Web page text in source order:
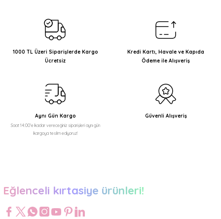
Ürün resmi kalitesiz, bozuk veya görüntülenemiyor.
Ürün açıklamasında eksik bilgiler bulunuyor.
Ürün bilgilerinde hatalar bulunuyor.
Bu ürüne benzer farklı alternatifler olmalı.
1000 TL Üzeri Siparişlerde Kargo
Ücretsiz
Kredi Kartı, Havale ve Kapıda
Ödeme ile Alışveriş
Aynı Gün Kargo
Saat 14:00'e kadar vereceğiniz siparişleri aynı gün
kargoya teslim ediyoruz!
Güvenli Alışveriş
Eğlenceli kırtasiye ürünleri!